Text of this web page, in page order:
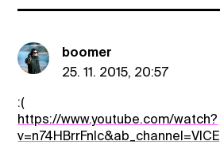
boomer
25. 11. 2015, 20:57
:(
https://www.youtube.com/watch?
v=n74HBrrFnIc&ab_channel=VICE